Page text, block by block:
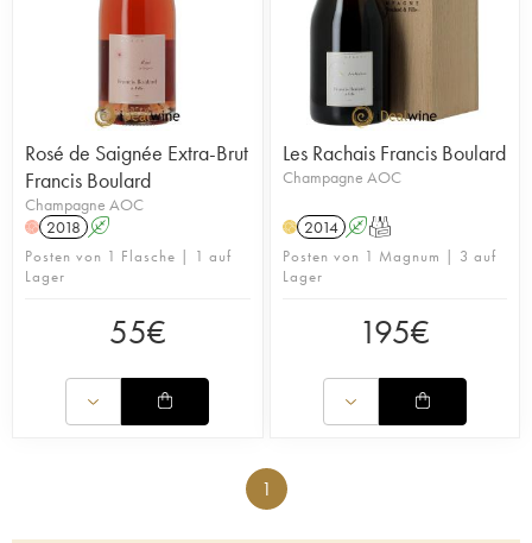
Rosé de Saignée Extra-Brut
Francis Boulard
Champagne AOC
H 2018 A
Posten von 1 Flasche | 1 auf
Lager
55€
Les Rachais Francis Boulard
Champagne AOC
H 2014 AT
Posten von 1 Magnum | 3 auf
Lager
195€
1